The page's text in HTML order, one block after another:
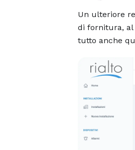
Un ulteriore
di fornitura, al
tutto anche